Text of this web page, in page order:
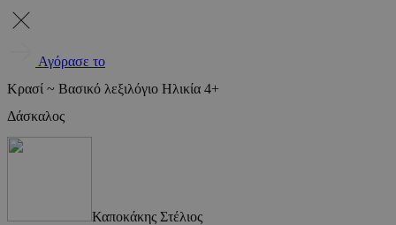
Αγόρασε το
Κρασί ~ Βασικό λεξιλόγιο Ηλικία 4+
Δάσκαλος
Καποκάκης Στέλιος